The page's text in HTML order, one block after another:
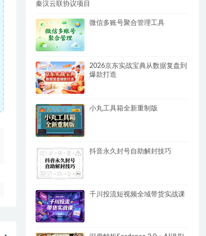
秦汉云联协议项目
微信多账号聚合管理工具
2026京东实战宝典从数据复盘到
爆款打造
小丸工具箱全新重制版
抖音永久封号自助解封技巧
千川投流短视频全域带货实战课